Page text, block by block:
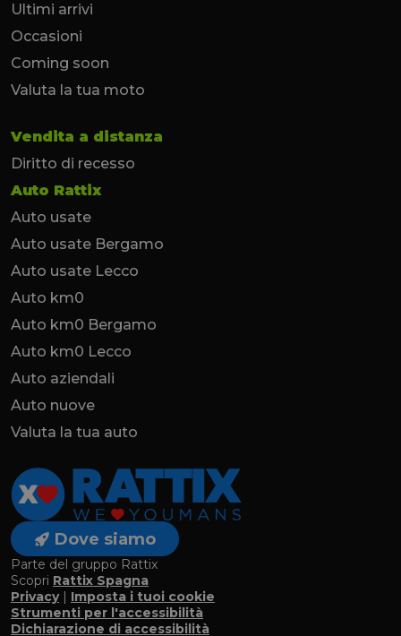
Ultimi arrivi
Occasioni
Coming soon
Valuta la tua moto
Vendita a distanza
Diritto di recesso
Auto Rattix
Auto usate
Auto usate Bergamo
Auto usate Lecco
Auto km0
Auto km0 Bergamo
Auto km0 Lecco
Auto aziendali
Auto nuove
Valuta la tua auto
Dove siamo
Parte del gruppo Rattix
Scopri Rattix Spagna
Privacy| Imposta i tuoi cookie
Strumenti per l'accessibilità
Dichiarazione di accessibilità